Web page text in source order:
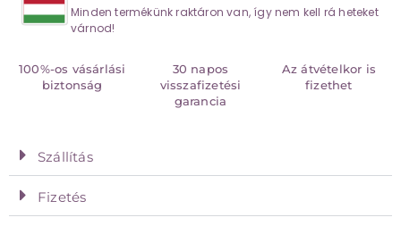
Minden termékünk raktáron van, így nem kell rá heteket
várnod!
100%-os vásárlási
biztonság
30 napos
visszafizetési
garancia
Az átvételkor is
fizethet
Szállítás
Fizetés